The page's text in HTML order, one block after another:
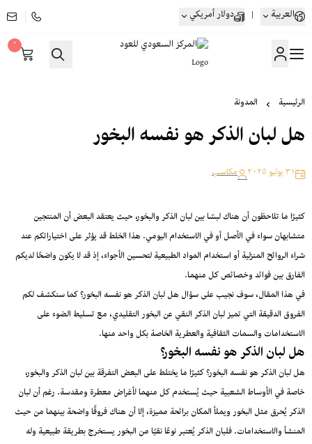
العربية | دولار أمريكي
المركز السعودي للعود
٠
الرئيسية المدونة
هل لبان الذكر هو نفسه البخور
٣١ يوليو ٢٠٢٥ مكاسب
كثيرًا ما تلاحظون أن هناك لبسًا بين لبان الذكر والبخور، حيث يعتقد البعض أن المنتجين
متشابهان سواء في الأصل أو في الاستخدام اليومي. هذا الخلط قد يؤثر على اختياراتكم عند
شراء الروائح المنزلية أو استخدام المواد الطبيعية لتحسين الأجواء، إذ قد لا يكون واضحًا لديكم
الفارق بين فوائد وخصائص كل منهما.
في هذا المقال، سوف نجيب على سؤال هل لبان الذكر هو نفسه البخور؟ كما سنكشف لكم
الفروق الدقيقة التي تميز لبان الذكر النقي عن البخور التقليدي، مع تسليط الضوء على
الاستخدامات والسمات الثقافية والعطرية الخاصة بكل واحد منها.
هل لبان الذكر هو نفسه البخور؟
هل لبان الذكر هو نفسه البخور؟ كثيرًا ما يختلط على البعض التفرقة بين لبان الذكر والبخور،
خاصة في الأوساط الشعبية حيث يُستخدم كل منهما لأغراض معطرة ومقدسة. رغم أن لبان
الذكر يُحرق مثل البخور ويملأ المكان برائحة مميزة، إلا أن هناك فروقًا واضحة بينهما من حيث
المنشأ والاستخدامات. فلبان الذكر يُعتبر نوعًا نقيًا من البخور يستخرج بطريقة طبيعية وله